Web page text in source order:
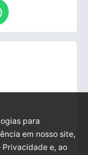
para
em nosso site,
e, ao